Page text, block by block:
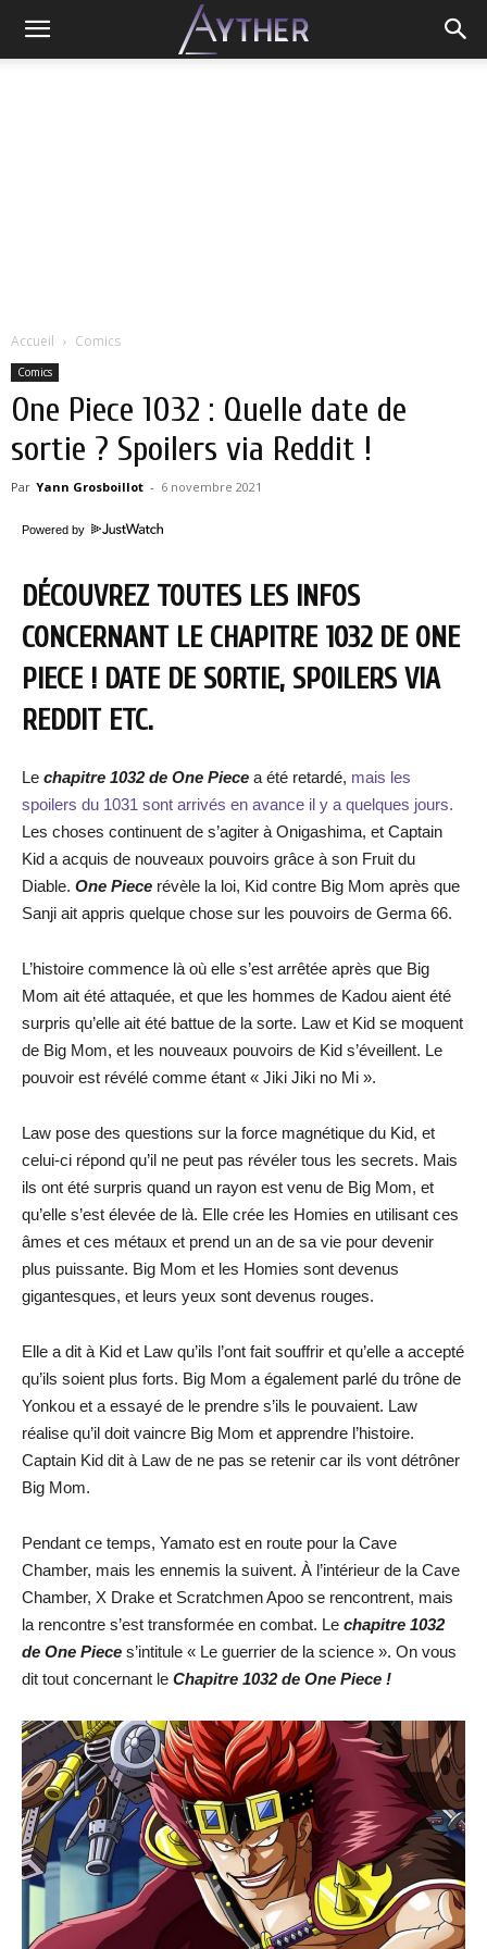
Accueil Comics
Comics
One Piece 1032 : Quelle date de
sortie ? Spoilers via Reddit !
Par Yann Grosboillot - 6 novembre 2021
Powered by
DÉCOUVREZ TOUTES LES INFOS
CONCERNANT LE CHAPITRE 1032 DE ONE
PIECE ! DATE DE SORTIE, SPOILERS VIA
REDDIT ETC.
Le chapitre 1032 de One Piece a été retardé, mais les
spoilers du 1031 sont arrivés en avance il y a quelques jours.
Les choses continuent de s’agiter à Onigashima, et Captain
Kid a acquis de nouveaux pouvoirs grâce à son Fruit du
Diable. One Piece révèle la loi, Kid contre Big Mom après que
Sanji ait appris quelque chose sur les pouvoirs de Germa 66.
L’histoire commence là où elle s’est arrêtée après que Big
Mom ait été attaquée, et que les hommes de Kadou aient été
surpris qu’elle ait été battue de la sorte. Law et Kid se moquent
de Big Mom, et les nouveaux pouvoirs de Kid s’éveillent. Le
pouvoir est révélé comme étant « Jiki Jiki no Mi ».
Law pose des questions sur la force magnétique du Kid, et
celui-ci répond qu’il ne peut pas révéler tous les secrets. Mais
ils ont été surpris quand un rayon est venu de Big Mom, et
qu’elle s’est élevée de là. Elle crée les Homies en utilisant ces
âmes et ces métaux et prend un an de sa vie pour devenir
plus puissante. Big Mom et les Homies sont devenus
gigantesques, et leurs yeux sont devenus rouges.
Elle a dit à Kid et Law qu’ils l’ont fait souffrir et qu’elle a accepté
qu’ils soient plus forts. Big Mom a également parlé du trône de
Yonkou et a essayé de le prendre s’ils le pouvaient. Law
réalise qu’il doit vaincre Big Mom et apprendre l’histoire.
Captain Kid dit à Law de ne pas se retenir car ils vont détrôner
Big Mom.
Pendant ce temps, Yamato est en route pour la Cave
Chamber, mais les ennemis la suivent. À l’intérieur de la Cave
Chamber, X Drake et Scratchmen Apoo se rencontrent, mais
la rencontre s’est transformée en combat. Le chapitre 1032
de One Piece s’intitule « Le guerrier de la science ». On vous
dit tout concernant le Chapitre 1032 de One Piece !